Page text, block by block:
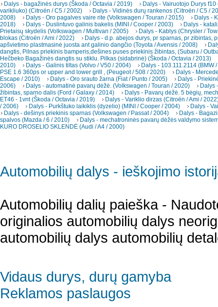
Dalys - bagažinės durys (Škoda / Octavia / 2019)
Dalys - Vairuotojo Durys
varikliuko) (Citroën / C5 / 2002)
Dalys - Vidinės durų rankenos (Citroën / C5 /
2008)
Dalys - Oro pagalves vaire rite (Volkswagen / Touran / 2015)
Dalys -
2018)
Dalys - Duslintuvo galinis bakelis (MINI / Cooper / 2003)
Dalys -
Prietaisų skydelis (Volkswagen / Multivan / 2005)
Dalys - Kablys (Chrysler /
blokas (Citroën / Ami / 2022)
Dalys - d.p. abejos durys, pr sparnas, pr zibintas,
apšvietimo plastmasinė juosta ant galinio dangčio (Toyota / Avensis / 2008)
dangtis, Pilnas priekinis bamperis,dešines puses priekinis žibintas, (Subaru /
Hečbeko Bagažinės dangtis su stiklu. Pilkas (sidabrinė) (Škoda / Octavia / 2013)
2010)
Dalys - Galinis tiltas (Volvo / V50 / 2004)
Dalys - 103.111.2114 (BMW
PSE 1.6 360ps or upper and lower grill , (Peugeot / 508 / 2020)
Dalys -
Escape / 2010)
Dalys - Oro srauto žarna (Fiat / Punto / 2005)
Dalys -
2006)
Dalys - automatinė pavarų dėžė. (Volkswagen / Touran / 2020)
Dalys
žibintas, sparno dalis (Ford / Galaxy / 2014)
Dalys - Pavarų dėžė. 5 bėgių,
ET46 - 1vnt (Škoda / Octavia / 2019)
Dalys - Variklio dirzas (Citroën / Ami /
/ 2006)
Dalys - Purkštuko laikiklis (dyzelio) (MINI / Cooper / 2004)
Dalys -
Dalys - dešinys priekinis sparnas (Volkswagen / Passat / 2004)
Dalys -
spalvos (Mazda / 6 / 2010)
Dalys - mechatroninės pavarų dėžės valdymo
KURO DROSELIO SKLENDĖ (Audi / A4 / 2000)
Automobilių dalys - ieškojimo
Automobilių dalių paieška -
originalios automobilių dalys
automobilių dalys automobilių
Vidaus durys, durų gamyba
Reklamos paslaugos